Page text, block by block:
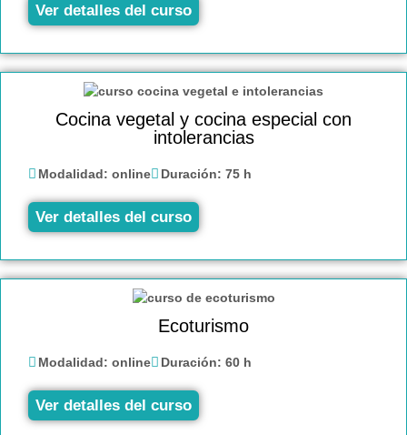
Ver detalles del curso
Cocina vegetal y cocina especial con
intolerancias
Modalidad: online Duración: 75 h
Ver detalles del curso
Ecoturismo
Modalidad: online Duración: 60 h
Ver detalles del curso